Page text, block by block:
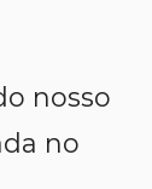
nosso
no